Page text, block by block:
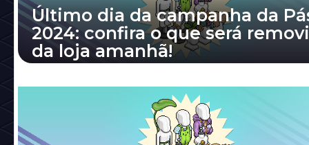
Último dia da campanha da
2024: confira o que será
da loja amanhã!
ao fim, amanhã o Habbo removerá roupas,
mascotes temáticos da loja!